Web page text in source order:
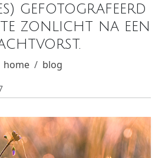
gefotografeerd
zonlicht na een
home blog